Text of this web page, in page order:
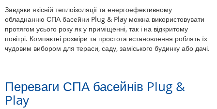
Завдяки якісній теплоізоляції та енергоефективному
обладнанню СПА басейни Plug & Play можна використовувати
протягом усього року як у приміщенні, так і на відкритому
повітрі. Компактні розміри та простота встановлення роблять їх
чудовим вибором для тераси, саду, заміського будинку або дачі.
Переваги СПА басейнів Plug &
Play